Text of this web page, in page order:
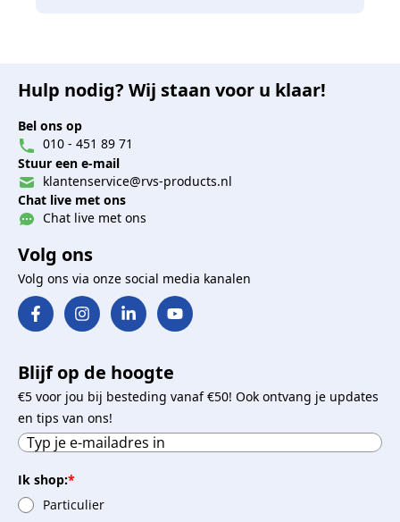
Hulp nodig? Wij staan voor u klaar!
Bel ons op
010 - 451 89 71
Stuur een e-mail
klantenservice@rvs-products.nl
Chat live met ons
Chat live met ons
Volg ons
Volg ons via onze social media kanalen
Blijf op de hoogte
€5 voor jou bij besteding vanaf €50! Ook ontvang je updates
en tips van ons!
Ik shop:*
Particulier